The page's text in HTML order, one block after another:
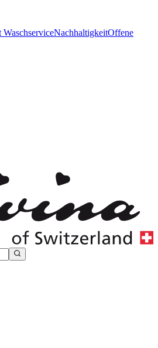
WaschserviceNachhaltigkeitOffene